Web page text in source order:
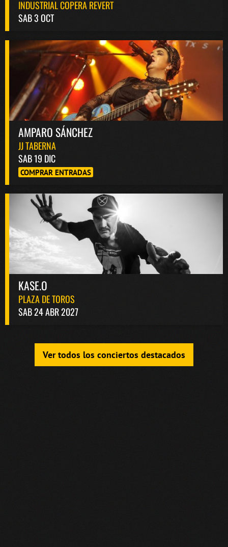
INDUSTRIAL COPERA REVERT
SAB 3 OCT
AMPARO SÁNCHEZ
JJ TABERNA
SAB 19 DIC
COMPRAR ENTRADAS
KASE.O
PLAZA DE TOROS
SAB 24 ABR 2027
Ver todos los conciertos destacados